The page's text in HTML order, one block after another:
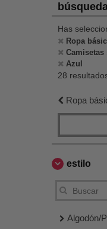
Has
Ropa
Camisetas
Azul
28
Ropa
estilo
Algodón/